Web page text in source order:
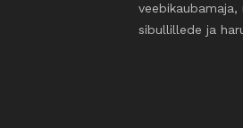
sibullillede ja